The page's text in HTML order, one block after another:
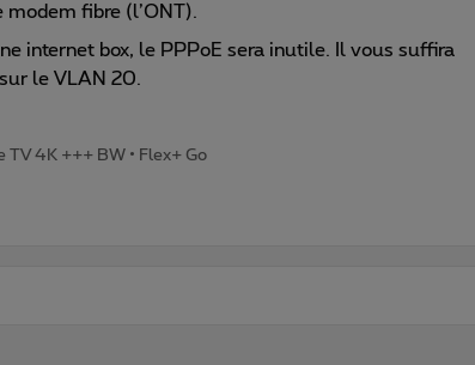
modem fibre (l’ONT).
internet box, le PPPoE sera inutile. Il vous suffira
le VLAN 20.
TV 4K +++ BW • Flex+ Go